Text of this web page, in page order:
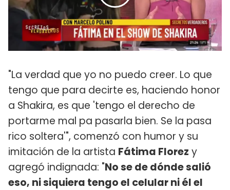
"La verdad que yo no puedo creer. Lo que
tengo que para decirte es, haciendo honor
a Shakira, es que 'tengo el derecho de
portarme mal pa pasarla bien. Se la pasa
rico soltera'", comenzó con humor y su
imitación de la artista Fátima Florez y
agregó indignada: "No se de dónde salió
eso, ni siquiera tengo el celular ni él el